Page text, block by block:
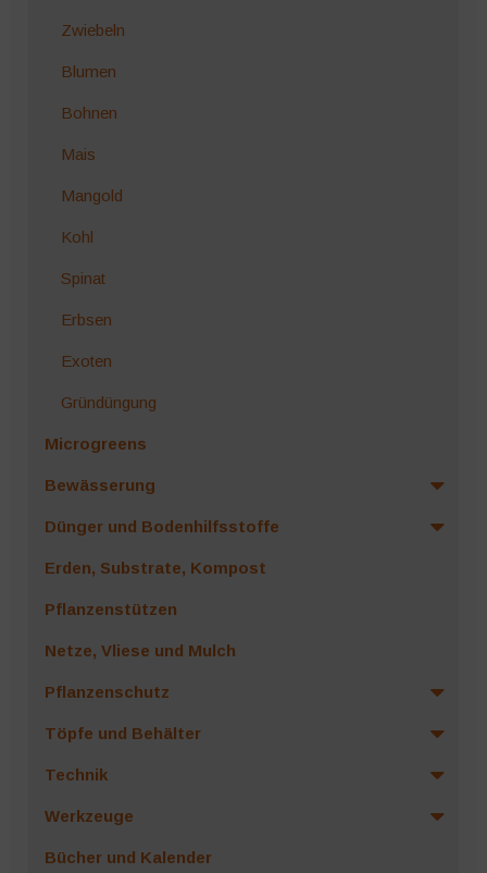
Zwiebeln
Blumen
Bohnen
Mais
Mangold
Kohl
Spinat
Erbsen
Exoten
Gründüngung
Microgreens
Bewässerung
Dünger und Bodenhilfsstoffe
Erden, Substrate, Kompost
Pflanzenstützen
Netze, Vliese und Mulch
Pflanzenschutz
Töpfe und Behälter
Technik
Werkzeuge
Bücher und Kalender